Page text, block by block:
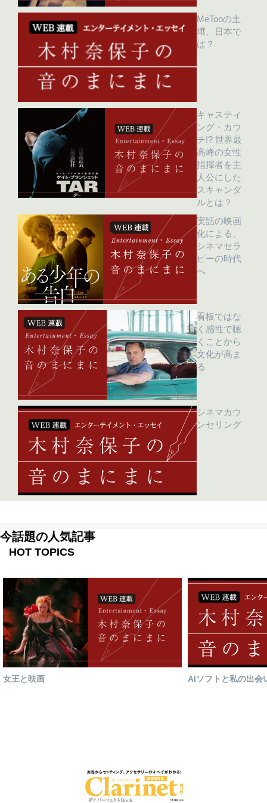
MeTooの土
壌、日本で
は？
キャスティ
ング・カウ
チ!? 世界最
高峰の女性
指揮者を主
人公にした
スキャンダ
ルとは？
実話の映画
化による、
シネマセラ
ピーの時代
へ
看板ではな
く感性で聴
くことから
文化が高ま
る
シネマカウ
ンセリング
今話題の人気記事
HOT TOPICS
女王と映画 AIソフトと私の出会